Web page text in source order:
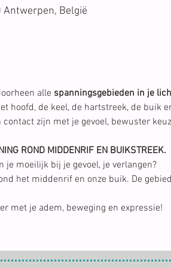
België
alle spanningsgebieden in je
hoofd, de keel, de hartstreek, de buik
zijn met je gevoel, bewuster
ROND MIDDENRIF EN BUIKSTREEK.
je moeilijk bij je gevoel, je verlangen?
het middenrif en onze buik. De
met je adem, beweging en expressie!